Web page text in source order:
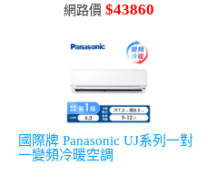
網路價 $43860
國際牌 Panasonic UJ系列一對
一變頻冷暖空調